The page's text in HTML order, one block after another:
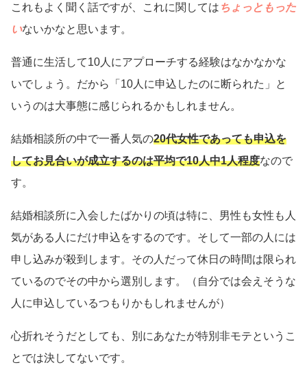
これもよく聞く話ですが、これに関しては ちょっともった
いないかなと思います。
普通に生活して10人にアプローチする経験はなかなかな
いでしょう。だから「10人に申込したのに断られた」と
いうのは大事態に感じられるかもしれません。
結婚相談所の中で一番人気の20代女性であっても申込を
してお見合いが成立するのは平均で10人中1人程度なので
す。
結婚相談所に入会したばかりの頃は特に、男性も女性も人
気がある人にだけ申込をするのです。そして一部の人には
申し込みが殺到します。その人だって休日の時間は限られ
ているのでその中から選別します。（自分では会えそうな
人に申込しているつもりかもしれませんが）
心折れそうだとしても、別にあなたが特別非モテというこ
とでは決してないです。